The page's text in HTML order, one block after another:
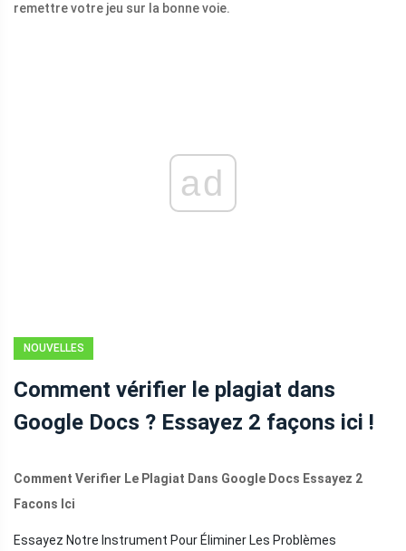
remettre votre jeu sur la bonne voie.
ad
NOUVELLES
Comment vérifier le plagiat dans
Google Docs ? Essayez 2 façons ici !
Comment Verifier Le Plagiat Dans Google Docs Essayez 2
Facons Ici
Essayez Notre Instrument Pour Éliminer Les Problèmes